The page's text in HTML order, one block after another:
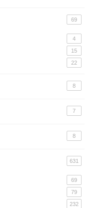
69
4
15
22
8
7
8
631
69
79
232